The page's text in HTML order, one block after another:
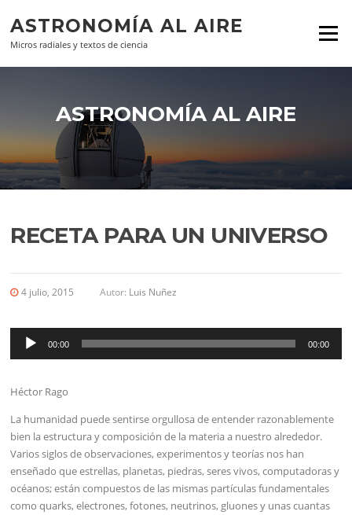
ASTRONOMÍA AL AIRE
Micros radiales y textos de ciencia
Menú
ASTRONOMÍA AL AIRE
RECETA PARA UN UNIVERSO
4 julio, 2015 Autor: Luis Nuñez
audio
00:00 00:00
Héctor Rago
La humanidad puede sentirse orgullosa de entender razonablemente
bien la estructura y composición de la materia a nuestro alrededor.
Varios siglos de observaciones, experimentos y teorías nos han
enseñado que estrellas, planetas, piedras, seres vivos, computadoras y
océanos; están compuestos de las mismas partículas fundamentales
como quarks, electrones, fotones, neutrinos, gluones y unas cuantas